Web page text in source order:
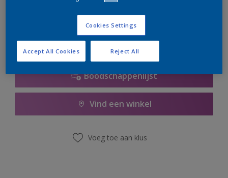
Boodschappenlijst
Vind een winkel
Voeg toe aan klus
Cookies Settings
Reject All
Accept All Cookies